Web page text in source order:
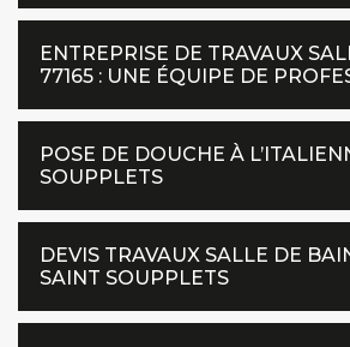
ENTREPRISE DE TRAVAUX
77165 : UNE ÉQUIPE DE
POSE DE DOUCHE À
SOUPPLETS
DEVIS TRAVAUX SALLE DE
SAINT SOUPPLETS